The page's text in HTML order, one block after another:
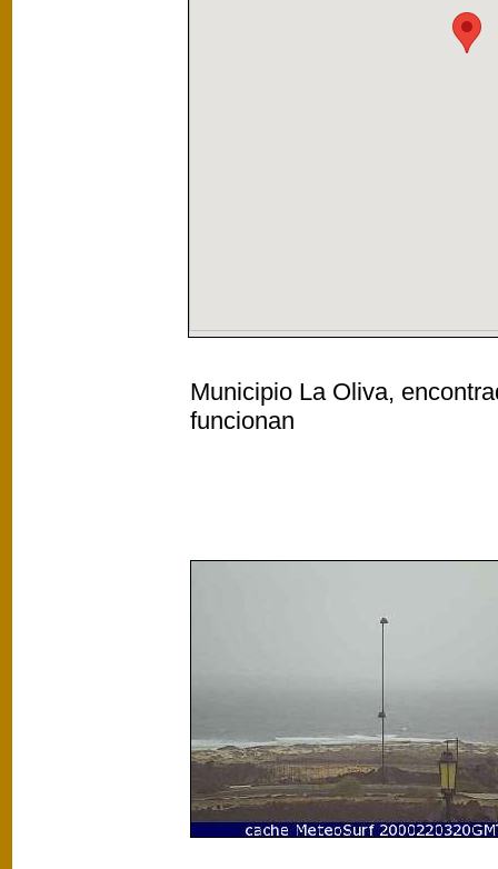
Municipio La Oliva,
funcionan